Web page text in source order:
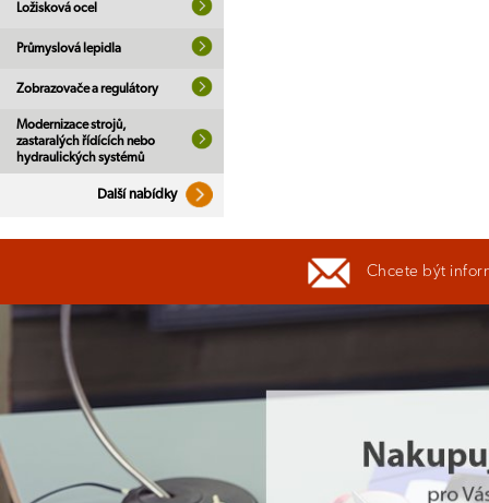
Ložisková ocel
Průmyslová lepidla
Zobrazovače a regulátory
Modernizace strojů,
zastaralých řídících nebo
hydraulických systémů
Další nabídky
Chcete být